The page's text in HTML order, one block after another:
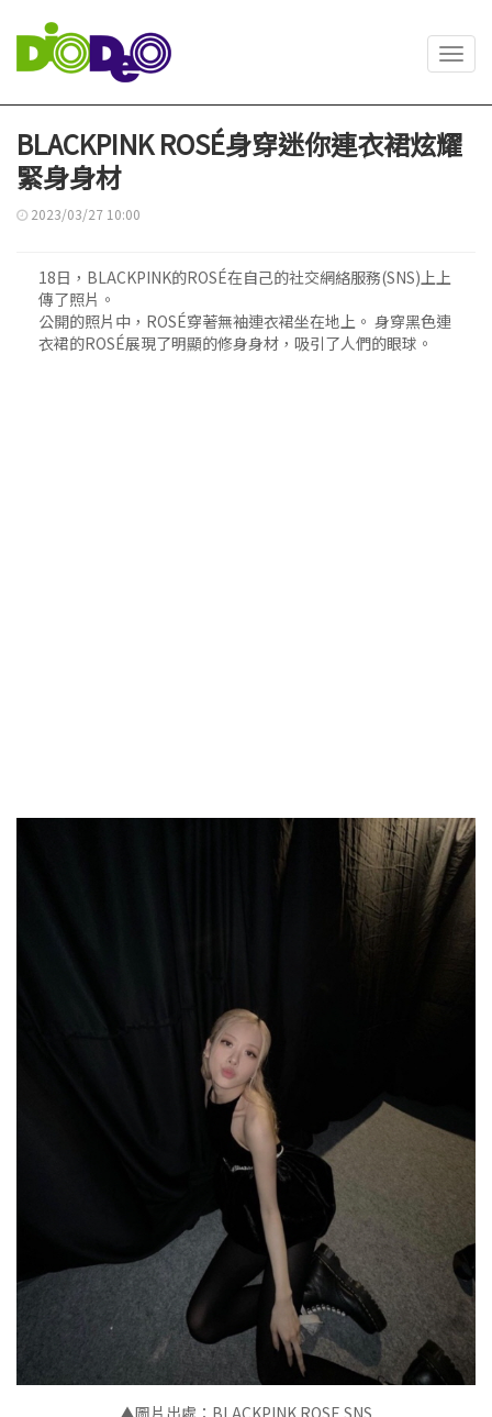
BLACKPINK ROSÉ身穿迷你連衣裙炫耀
緊身身材
2023/03/27 10:00
18日，BLACKPINK的ROSÉ在自己的社交網絡服務(SNS)上上
傳了照片。
公開的照片中，ROSÉ穿著無袖連衣裙坐在地上。 身穿黑色連
衣裙的ROSÉ展現了明顯的修身身材，吸引了人們的眼球。